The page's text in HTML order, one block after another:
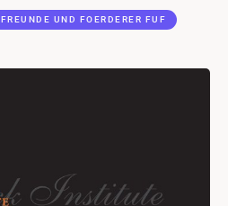
FREUNDE UND FOERDERER FUF